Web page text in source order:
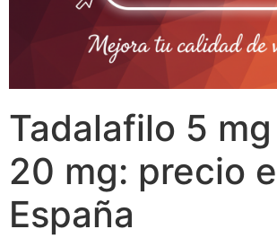
Tadalafilo 5
20 mg: precio
España